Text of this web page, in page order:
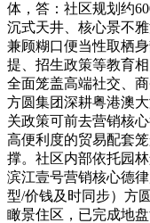
体，答：社区规划约
沉式天井、核心景不
兼顾糊口便当性取栖
提、招生政策等教育
全面笼盖高端社交、
方圆集团深耕粤港澳
关政策可前去营销核
高便利度的贸易配套
撑。社区内部依托园
滨江壹号营销核心德
型/价钱及时同步）方
瞰景住区，已完成地